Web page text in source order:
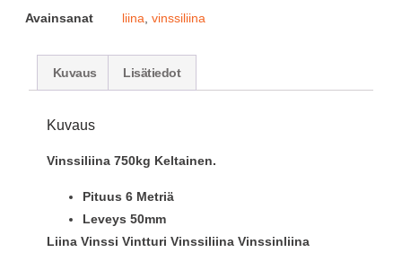
Avainsanat
liina vinssiliina
Kuvaus Lisätiedot
Kuvaus
Vinssiliina 750kg Keltainen.
Pituus 6 Metriä
Leveys 50mm
Liina Vinssi Vintturi Vinssiliina Vinssinliina